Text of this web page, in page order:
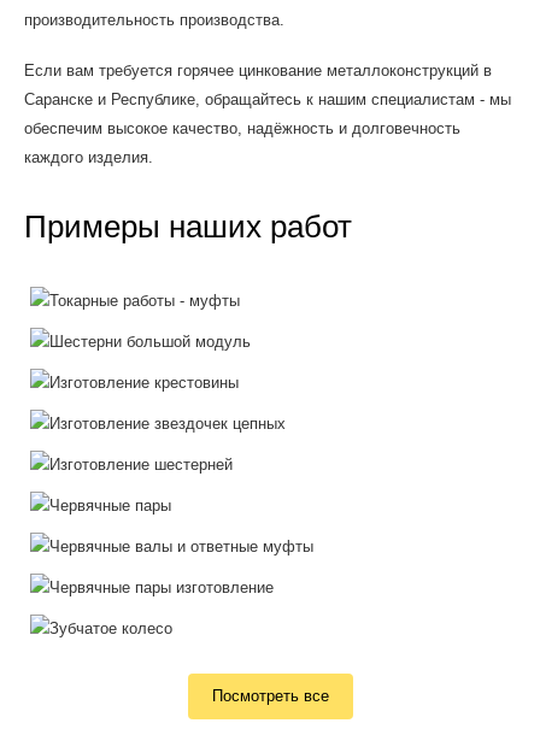
производительность производства.
Если вам требуется горячее цинкование металлоконструкций в
Саранске и Республике, обращайтесь к нашим специалистам - мы
обеспечим высокое качество, надёжность и долговечность
каждого изделия.
Примеры наших работ
Посмотреть все